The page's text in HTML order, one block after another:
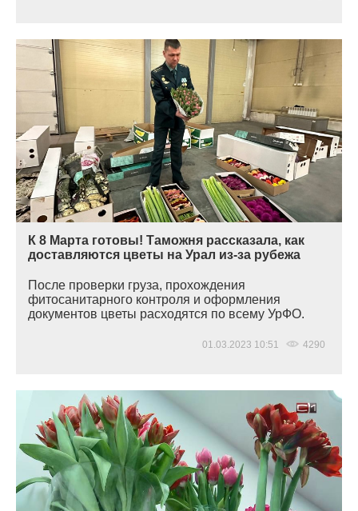
К 8 Марта готовы! Таможня рассказала, как
доставляются цветы на Урал из-за рубежа
После проверки груза, прохождения
фитосанитарного контроля и оформления
документов цветы расходятся по всему УрФО.
01.03.2023 10:51 4290